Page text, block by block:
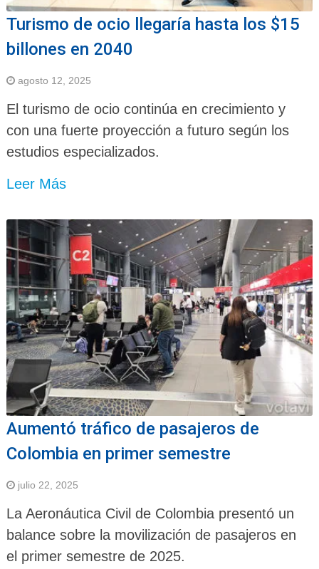
Turismo de ocio llegaría hasta los $15
billones en 2040
agosto 12, 2025
El turismo de ocio continúa en crecimiento y
con una fuerte proyección a futuro según los
estudios especializados.
Leer Más
Aumentó tráfico de pasajeros de
Colombia en primer semestre
julio 22, 2025
La Aeronáutica Civil de Colombia presentó un
balance sobre la movilización de pasajeros en
el primer semestre de 2025.